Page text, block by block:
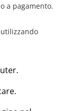
a pagamento.
utilizzando